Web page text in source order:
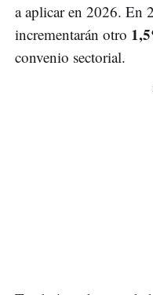
a aplicar en 2026. En
incrementarán otro
convenio sectorial.